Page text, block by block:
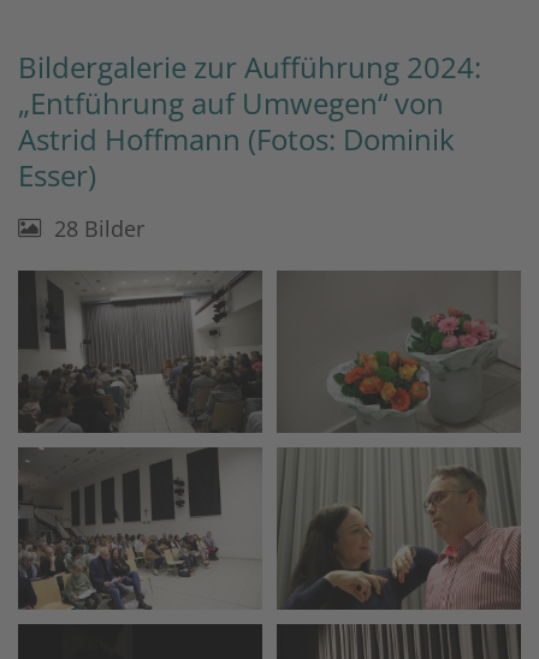
Bildergalerie zur Aufführung 2024:
„Entführung auf Umwegen“ von
Astrid Hoffmann (Fotos: Dominik
Esser)
28 Bilder